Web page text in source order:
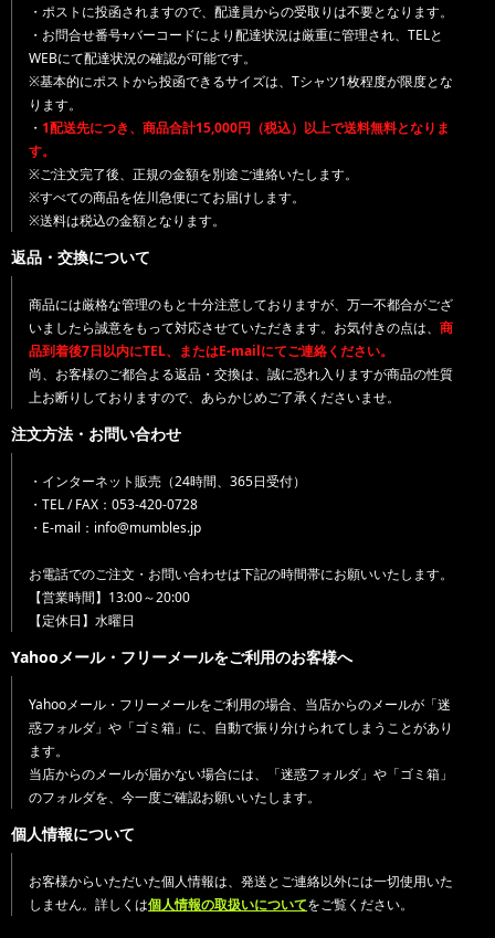
・ポストに投函されますので、配達員からの受取りは不要となります。
・お問合せ番号+バーコードにより配達状況は厳重に管理され、TELと
WEBにて配達状況の確認が可能です。
※基本的にポストから投函できるサイズは、Tシャツ1枚程度が限度とな
ります。
・ 1配送先につき、商品合計15,000円（税込）以上で送料無料となりま
す。
※ご注文完了後、正規の金額を別途ご連絡いたします。
※すべての商品を佐川急便にてお届けします。
※送料は税込の金額となります。
返品・交換について
商品には厳格な管理のもと十分注意しておりますが、万一不都合がござ
いましたら誠意をもって対応させていただきます。お気付きの点は、 商
品到着後7日以内にTEL、またはE-mailにてご連絡ください。
尚、お客様のご都合よる返品・交換は、誠に恐れ入りますが商品の性質
上お断りしておりますので、あらかじめご了承くださいませ。
注文方法・お問い合わせ
・インターネット販売（24時間、365日受付）
・TEL / FAX：053-420-0728
・E-mail：info@mumbles.jp
お電話でのご注文・お問い合わせは下記の時間帯にお願いいたします。
【営業時間】13:00～20:00
【定休日】水曜日
Yahooメール・フリーメールをご利用のお客様へ
Yahooメール・フリーメールをご利用の場合、当店からのメールが「迷
惑フォルダ」や「ゴミ箱」に、自動で振り分けられてしまうことがあり
ます。
当店からのメールが届かない場合には、「迷惑フォルダ」や「ゴミ箱」
のフォルダを、今一度ご確認お願いいたします。
個人情報について
お客様からいただいた個人情報は、発送とご連絡以外には一切使用いた
しません。詳しくは個人情報の取扱いについてをご覧ください。